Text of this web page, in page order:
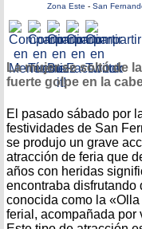
Zona Este - San
La mujer se soltó de
fuerte golpe en la
El pasado sábado por
festividades de San
se produjo un grave
atracción de feria que
años con heridas
encontraba disfrutando
conocida como la
ferial, acompañada por